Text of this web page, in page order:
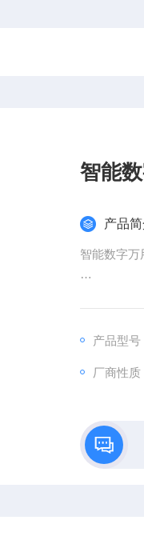
智能
产品
带背光 ,功
数据保持
产品型号
厂商性质